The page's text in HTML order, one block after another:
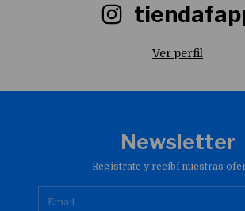
Ver perfil
Newsletter
Registrate y recibí nuestras